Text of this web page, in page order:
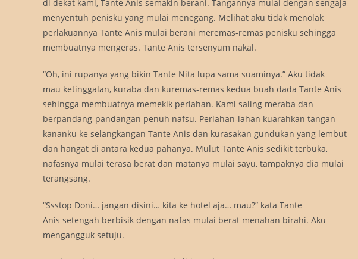
di dekat kami, Tante Anis semakin berani. Tangannya mulai dengan sengaja
menyentuh penisku yang mulai menegang. Melihat aku tidak menolak
perlakuannya Tante Anis mulai berani meremas-remas penisku sehingga
membuatnya mengeras. Tante Anis tersenyum nakal.
“Oh, ini rupanya yang bikin Tante Nita lupa sama suaminya.” Aku tidak
mau ketinggalan, kuraba dan kuremas-remas kedua buah dada Tante Anis
sehingga membuatnya memekik perlahan. Kami saling meraba dan
berpandang-pandangan penuh nafsu. Perlahan-lahan kuarahkan tangan
kananku ke selangkangan Tante Anis dan kurasakan gundukan yang lembut
dan hangat di antara kedua pahanya. Mulut Tante Anis sedikit terbuka,
nafasnya mulai terasa berat dan matanya mulai sayu, tampaknya dia mulai
terangsang.
“Ssstop Doni… jangan disini… kita ke hotel aja… mau?” kata Tante
Anis setengah berbisik dengan nafas mulai berat menahan birahi. Aku
mengangguk setuju.